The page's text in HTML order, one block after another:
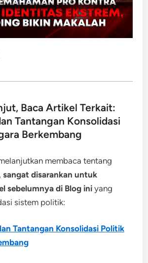
Baca Artikel Terkait:
Tantangan Konsolidasi
Berkembang
membaca tentang
sangat disarankan untuk
sebelumnya di Blog ini yang
sistem politik:
Tantangan Konsolidasi Politik